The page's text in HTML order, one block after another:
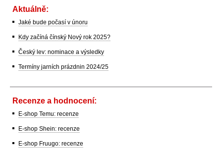
Aktuálně:
Jaké bude počasí v únoru
Kdy začíná čínský Nový rok 2025?
Český lev: nominace a výsledky
Termíny jarních prázdnin 2024/25
Recenze a hodnocení:
E-shop Temu: recenze
E-shop Shein: recenze
E-shop Fruugo: recenze